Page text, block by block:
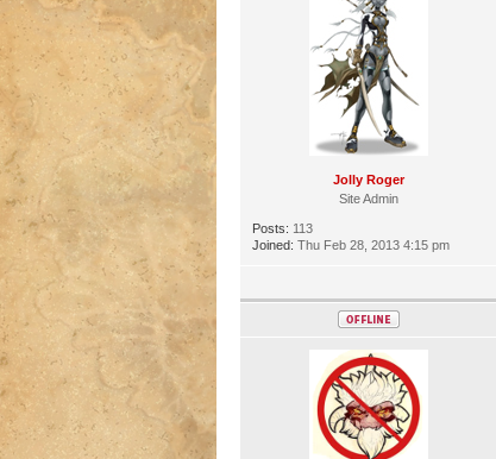
Jolly Roger
Site Admin
Posts: 113
Joined: Thu Feb 28, 2013 4:15 pm